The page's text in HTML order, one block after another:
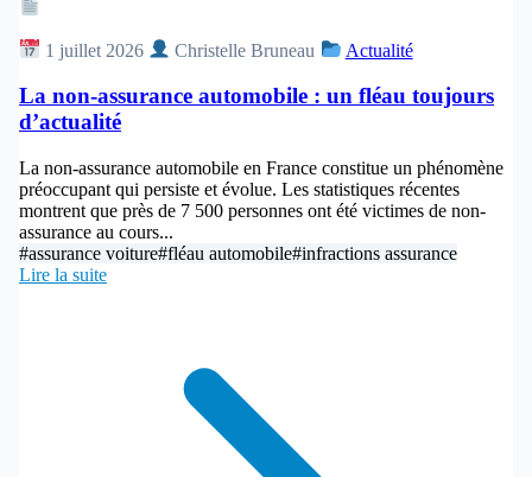
1 juillet 2026
Christelle Bruneau Actualité
La non-assurance automobile : un fléau toujours
d’actualité
La non-assurance automobile en France constitue un phénomène
préoccupant qui persiste et évolue. Les statistiques récentes
montrent que près de 7 500 personnes ont été victimes de non-
assurance au cours...
#assurance voiture#fléau automobile#infractions assurance
Lire la suite